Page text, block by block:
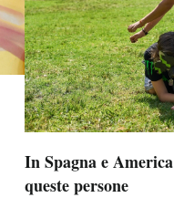
In Spagna e
queste persone